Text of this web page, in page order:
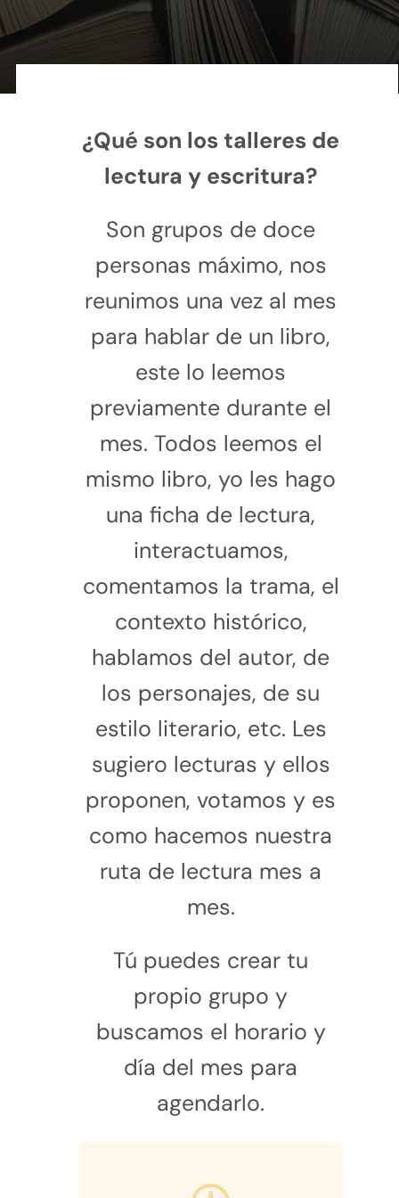
Redacción
Galería
Blog
¿Qué son los talleres de
lectura y escritura?
Son grupos de doce
personas máximo, nos
reunimos una vez al mes
para hablar de un libro,
este lo leemos
previamente durante el
mes. Todos leemos el
mismo libro, yo les hago
una ficha de lectura,
interactuamos,
comentamos la trama, el
contexto histórico,
hablamos del autor, de
los personajes, de su
estilo literario, etc. Les
sugiero lecturas y ellos
proponen, votamos y es
como hacemos nuestra
ruta de lectura mes a
mes.
Tú puedes crear tu
propio grupo y
buscamos el horario y
día del mes para
agendarlo.